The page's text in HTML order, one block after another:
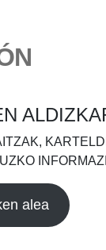
alea